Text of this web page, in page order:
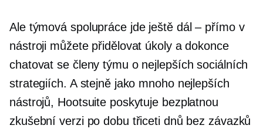
Ale týmová spolupráce jde ještě dál – přímo v
nástroji můžete přidělovat úkoly a dokonce
chatovat se členy týmu o nejlepších sociálních
strategiích. A stejně jako mnoho nejlepších
nástrojů, Hootsuite poskytuje bezplatnou
zkušební verzi po dobu třiceti dnů bez závazků